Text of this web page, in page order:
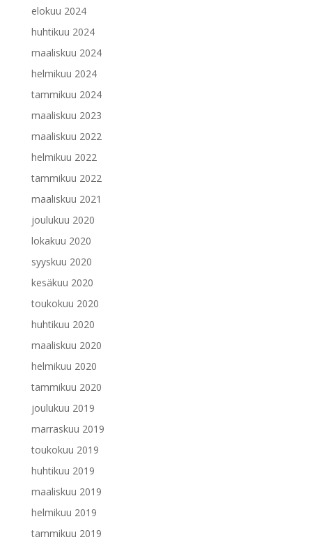
elokuu 2024
huhtikuu 2024
maaliskuu 2024
helmikuu 2024
tammikuu 2024
maaliskuu 2023
maaliskuu 2022
helmikuu 2022
tammikuu 2022
maaliskuu 2021
joulukuu 2020
lokakuu 2020
syyskuu 2020
kesäkuu 2020
toukokuu 2020
huhtikuu 2020
maaliskuu 2020
helmikuu 2020
tammikuu 2020
joulukuu 2019
marraskuu 2019
toukokuu 2019
huhtikuu 2019
maaliskuu 2019
helmikuu 2019
tammikuu 2019